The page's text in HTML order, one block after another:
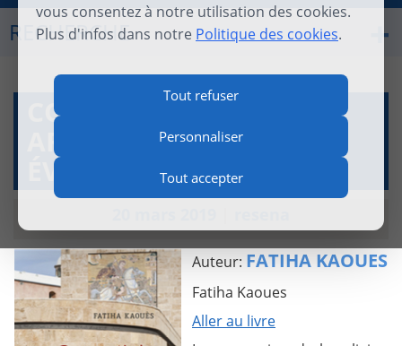
vous consentez à notre utilisation des cookies.
Plus d'infos dans notre Politique des cookies.
Tout refuser
Personnaliser
Tout accepter
RECHERCHE
CONVERTIR LE MONDE
ARABE : L'OFFENSIVE
ÉVANGÉLIQUE
Auteur: FATIHA KAOUES
Fatiha Kaoues
Aller au livre